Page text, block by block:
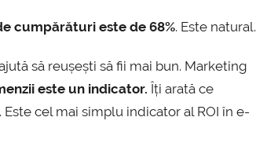
cumpărături este de 68%. Este natural.
să reușești să fii mai bun. Marketing
este un indicator. Îți arată ce
cel mai simplu indicator al ROI în e-